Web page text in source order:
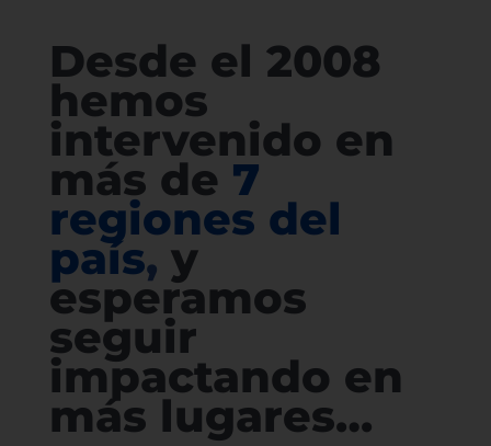
Desde el 2008
hemos
intervenido en
más de 7
regiones del
país, y
esperamos
seguir
impactando en
más lugares…